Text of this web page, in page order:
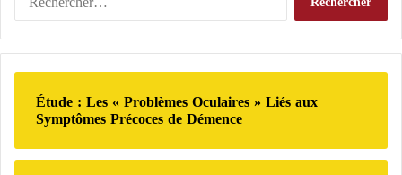
Conflit de souveraineté à Scarborough : un
nouvel affrontement diplomatique entre les
États-Unis et la Chine
Etats-Unis – Chine : une délégation
américaine de haut en visite en Chine
r
a
n
:
u
l
e
É
s
h
e
c
e
r
Étude : Les « Problèmes Oculaires » Liés aux
Symptômes Précoces de Démence